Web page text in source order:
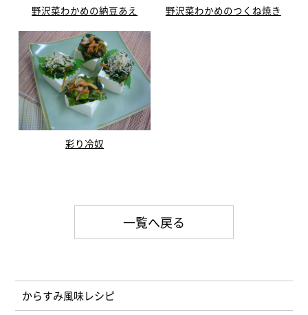
野沢菜わかめの納豆あえ 野沢菜わかめのつくね焼き
彩り冷奴
一覧へ戻る
からすみ風味